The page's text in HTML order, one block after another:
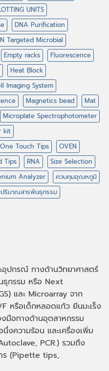
UNITS
DNA Purification
Targeted Microbial
Empty racks
Fluorescence
Heat Block
Imaging System
Magnetics bead
Mat
Microplate Spectrophotometer
kit
One Touch Tips
OVEN
Tips RNA
Size Selection
Analyzer
ควบคุมอุณหภูมิ
ริมาณสารพันธุกรรม
อุปกรณ์ ทางด้านวิทยาศาสตร์
ธุกรรม หรือ Next
และ Microarray จาก
หรือเด็กหลอดแก้ว ยีนมะเร็ง
มือทางด้านอุตสาหกรรม
งความร้อน และเครื่องเพิ่ม
PCR.) รวมถึง
ร (Pipette tips,